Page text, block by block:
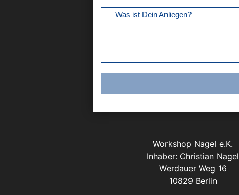
Was ist Dein Anliegen?
Workshop Nagel e.K.
Inhaber: Christian Nagel
Werdauer Weg 16
10829 Berlin